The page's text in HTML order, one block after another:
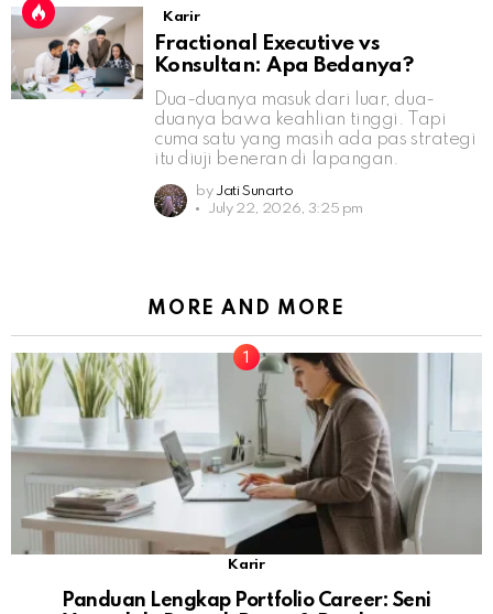
Karir
Fractional Executive vs
Konsultan: Apa Bedanya?
Dua-duanya masuk dari luar, dua-
duanya bawa keahlian tinggi. Tapi
cuma satu yang masih ada pas strategi
itu diuji beneran di lapangan.
by Jati Sunarto
July 22, 2026, 3:25 pm
MORE AND MORE
Karir
Panduan Lengkap Portfolio Career: Seni